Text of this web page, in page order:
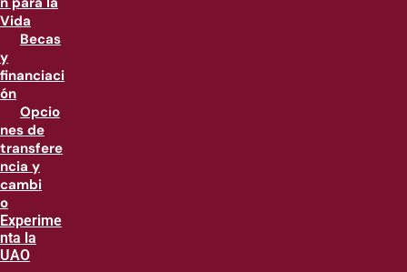
Vida
Becas
y
financiaci
ón
Opcio
nes de
transfere
ncia y
cambi
o
Experime
nta la
UAO